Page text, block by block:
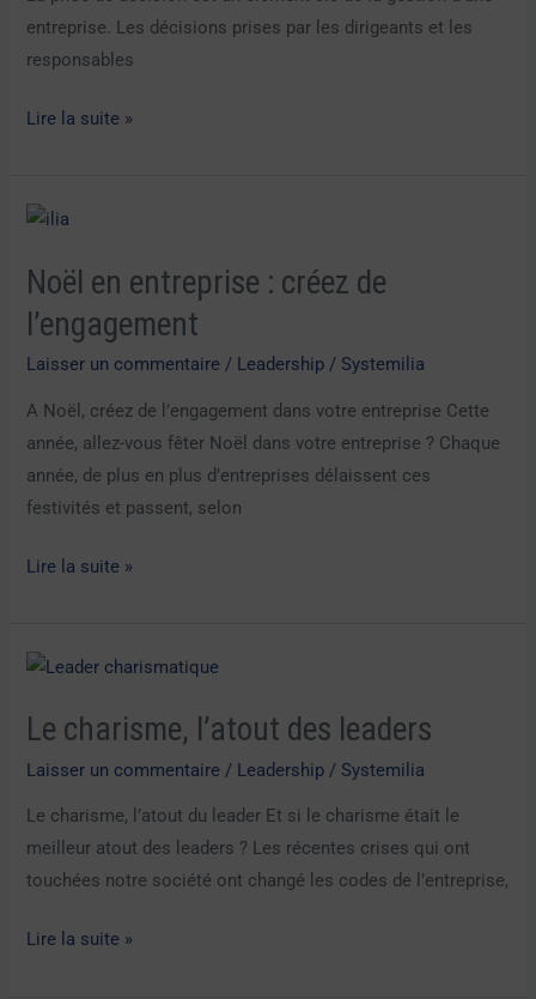
entreprise. Les décisions prises par les dirigeants et les
responsables
Lire la suite »
Noël en entreprise : créez de
l’engagement
Laisser un commentaire / Leadership / Systemilia
A Noël, créez de l’engagement dans votre entreprise Cette
année, allez-vous fêter Noël dans votre entreprise ? Chaque
année, de plus en plus d’entreprises délaissent ces
festivités et passent, selon
Noël
entreprise
:
l’engagement
Lire la suite »
Le charisme, l’atout des leaders
Laisser un commentaire / Leadership / Systemilia
Le charisme, l’atout du leader Et si le charisme était le
meilleur atout des leaders ? Les récentes crises qui ont
touchées notre société ont changé les codes de l’entreprise,
Le
l’atout
des
Lire la suite »